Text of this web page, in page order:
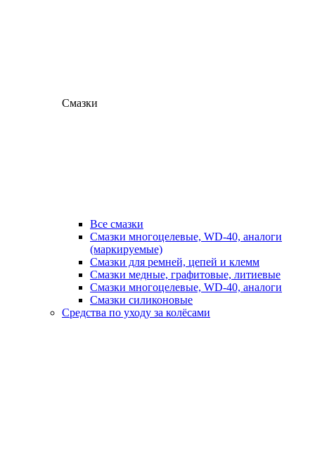
Смазки
Все смазки
Смазки многоцелевые, WD-40, аналоги
(маркируемые)
Смазки для ремней, цепей и клемм
Смазки медные, графитовые, литиевые
Смазки многоцелевые, WD-40, аналоги
Смазки силиконовые
Средства по уходу за колёсами